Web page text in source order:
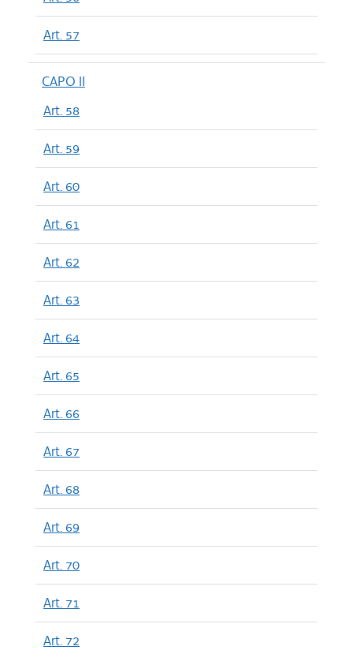
Art. 57
CAPO II
Art. 58
Art. 59
Art. 60
Art. 61
Art. 62
Art. 63
Art. 64
Art. 65
Art. 66
Art. 67
Art. 68
Art. 69
Art. 70
Art. 71
Art. 72